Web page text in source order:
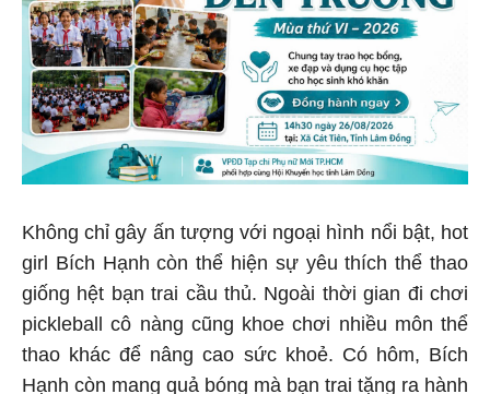
Không chỉ gây ấn tượng với ngoại hình nổi bật, hot
girl Bích Hạnh còn thể hiện sự yêu thích thể thao
giống hệt bạn trai cầu thủ. Ngoài thời gian đi chơi
pickleball cô nàng cũng khoe chơi nhiều môn thể
thao khác để nâng cao sức khoẻ. Có hôm, Bích
Hạnh còn mang quả bóng mà bạn trai tặng ra hành